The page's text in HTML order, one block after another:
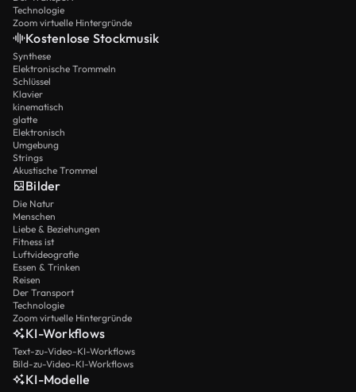
Technologie
Zoom virtuelle Hintergründe
Kostenlose Stockmusik
Synthese
Elektronische Trommeln
Schlüssel
Klavier
kinematisch
glatte
Elektronisch
Umgebung
Strings
Akustische Trommel
Bilder
Die Natur
Menschen
Liebe & Beziehungen
Fitness ist
Luftvideografie
Essen & Trinken
Reisen
Der Transport
Technologie
Zoom virtuelle Hintergründe
KI-Workflows
Text-zu-Video-KI-Workflows
Bild-zu-Video-KI-Workflows
KI-Modelle